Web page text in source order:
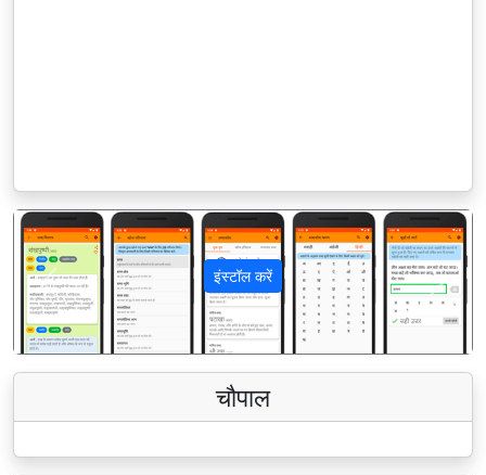
इंस्टॉल करें
पिछला अगला
चौपाल